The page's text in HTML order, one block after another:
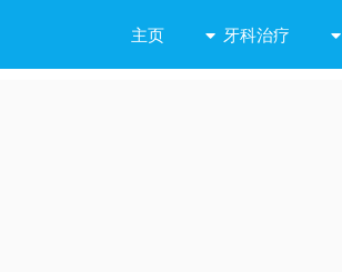
主页 牙科治疗